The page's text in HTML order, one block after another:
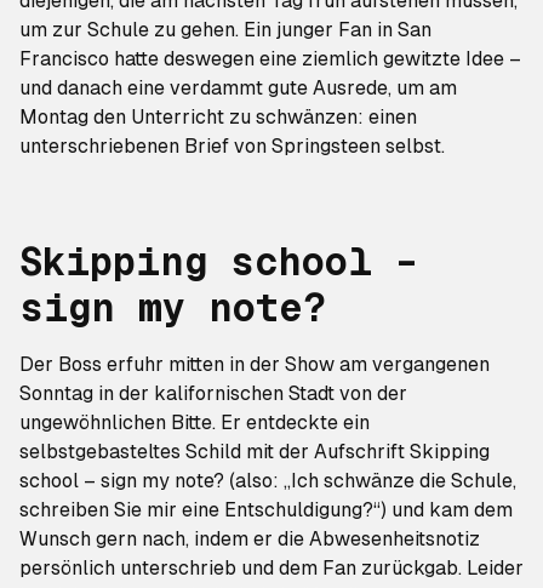
um zur Schule zu gehen. Ein junger Fan in San
Francisco hatte deswegen eine ziemlich gewitzte Idee –
und danach eine verdammt gute Ausrede, um am
Montag den Unterricht zu schwänzen: einen
unterschriebenen Brief von Springsteen selbst.
Skipping school –
sign my note?
Der Boss erfuhr mitten in der Show am vergangenen
Sonntag in der kalifornischen Stadt von der
ungewöhnlichen Bitte. Er entdeckte ein
selbstgebasteltes Schild mit der Aufschrift Skipping
school – sign my note? (also: „Ich schwänze die Schule,
schreiben Sie mir eine Entschuldigung?“) und kam dem
Wunsch gern nach, indem er die Abwesenheitsnotiz
persönlich unterschrieb und dem Fan zurückgab. Leider